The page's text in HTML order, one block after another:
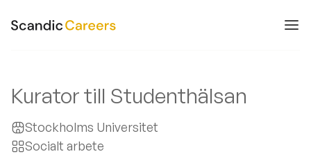
Kurator till Studenthälsan
Stockholms Universitet
Socialt arbete